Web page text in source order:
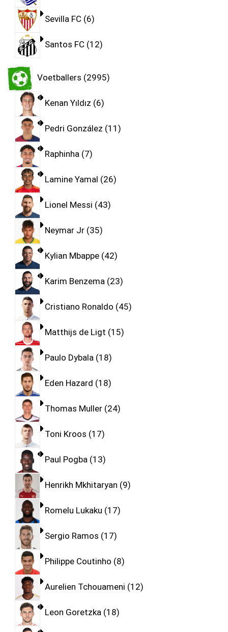
Sevilla FC 6
Santos FC 12
Voetballers 2995
Kenan Yıldız 6
Pedri González 11
Raphinha 7
Lamine Yamal 26
Lionel Messi 43
Neymar Jr 35
Kylian Mbappe 42
Karim Benzema 23
Cristiano Ronaldo 45
Matthijs de Ligt 15
Paulo Dybala 18
Eden Hazard 18
Thomas Muller 24
Toni Kroos 17
Paul Pogba 13
Henrikh Mkhitaryan 9
Romelu Lukaku 17
Sergio Ramos 17
Philippe Coutinho 8
Aurelien Tchouameni 12
Leon Goretzka 18